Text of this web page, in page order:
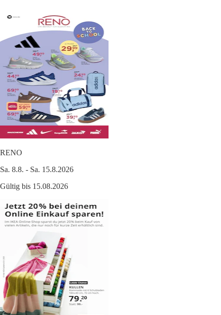
RENO
Sa. 8.8. - Sa. 15.8.2026
Gültig bis 15.08.2026